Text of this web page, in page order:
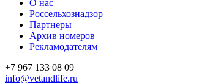
О нас
Россельхознадзор
Партнеры
Архив номеров
Рекламодателям
+7 967 133 08 09
info@vetandlife.ru